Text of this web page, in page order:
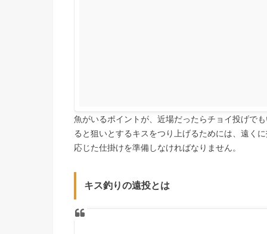
魚がいるポイントが、近場だったらチョイ投げで
ると狙いとするキスをつり上げるためには、遠く
応じた仕掛けを準備しなければなりません。
キス釣りの遠投とは